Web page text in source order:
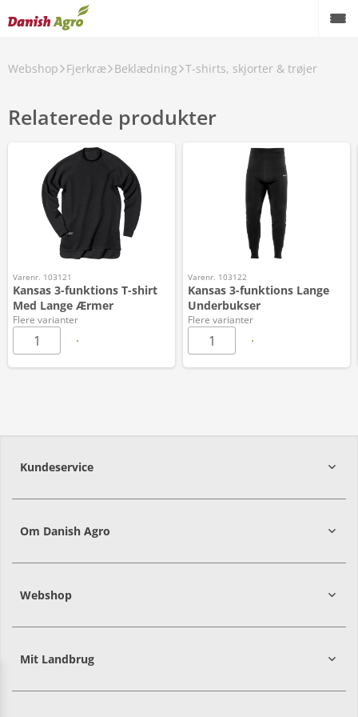
Webshop Fjerkræ Beklædning T-shirts, skjorter & trøjer
Relaterede produkter
Varenr. 103121
Kansas 3-funktions T-shirt
Med Lange Ærmer
Flere varianter
Varenr. 103122
Kansas 3-funktions Lange
Underbukser
Flere varianter
Kundeservice
Om Danish Agro
Webshop
Mit Landbrug